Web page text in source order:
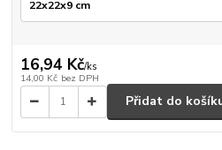
16,94 Kč/ks
14,00 Kč bez DPH
Přidat do